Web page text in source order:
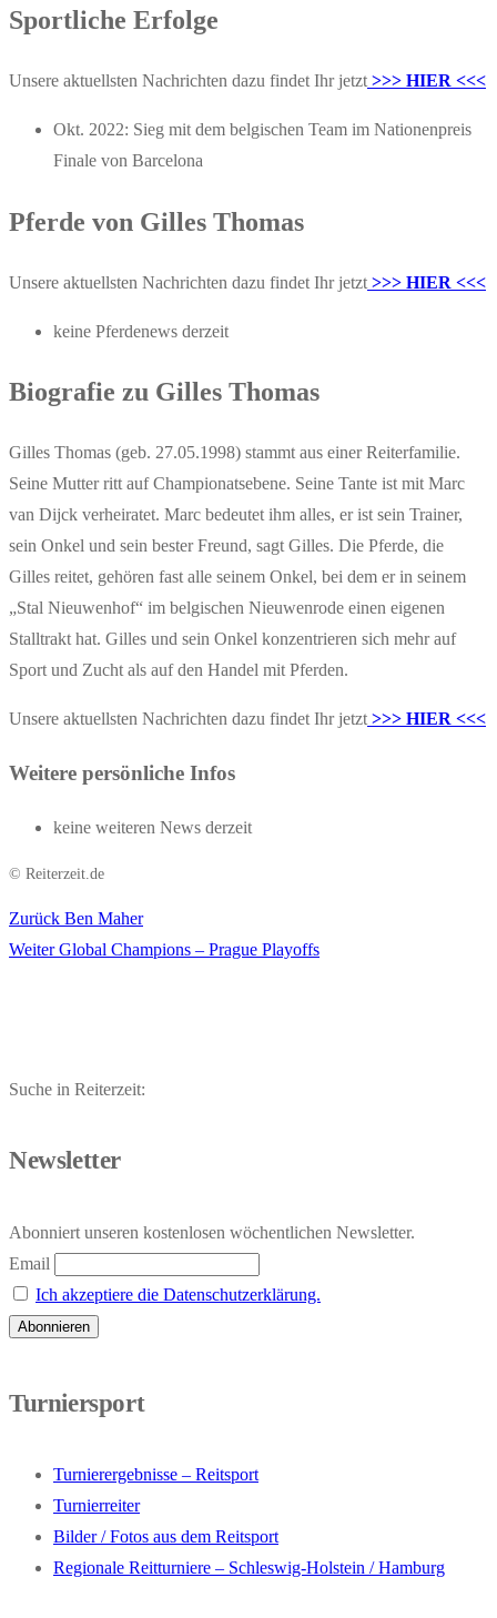
Sportliche Erfolge
Unsere aktuellsten Nachrichten dazu findet Ihr jetzt >>> HIER <<<
Okt. 2022: Sieg mit dem belgischen Team im Nationenpreis
Finale von Barcelona
Pferde von Gilles Thomas
Unsere aktuellsten Nachrichten dazu findet Ihr jetzt >>> HIER <<<
keine Pferdenews derzeit
Biografie zu Gilles Thomas
Gilles Thomas (geb. 27.05.1998) stammt aus einer Reiterfamilie.
Seine Mutter ritt auf Championatsebene. Seine Tante ist mit Marc
van Dijck verheiratet. Marc bedeutet ihm alles, er ist sein Trainer,
sein Onkel und sein bester Freund, sagt Gilles. Die Pferde, die
Gilles reitet, gehören fast alle seinem Onkel, bei dem er in seinem
„Stal Nieuwenhof“ im belgischen Nieuwenrode einen eigenen
Stalltrakt hat. Gilles und sein Onkel konzentrieren sich mehr auf
Sport und Zucht als auf den Handel mit Pferden.
Unsere aktuellsten Nachrichten dazu findet Ihr jetzt >>> HIER <<<
Weitere persönliche Infos
keine weiteren News derzeit
© Reiterzeit.de
Beitragsnavigation
Zurück Vorheriger
Beitrag:
Ben Maher
Weiter Nächster
Global Champions – Prague Playoffs
Suche in Reiterzeit:
Newsletter
Abonniert unseren kostenlosen wöchentlichen Newsletter.
Email
Ich akzeptiere die Datenschutzerklärung.
Turniersport
Turnierergebnisse – Reitsport
Turnierreiter
Bilder / Fotos aus dem Reitsport
Regionale Reitturniere – Schleswig-Holstein / Hamburg